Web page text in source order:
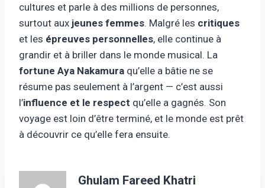
cultures et parle à des millions de personnes,
surtout aux jeunes femmes. Malgré les critiques
et les épreuves personnelles, elle continue à
grandir et à briller dans le monde musical. La
fortune Aya Nakamura qu’elle a bâtie ne se
résume pas seulement à l’argent — c’est aussi
l’influence et le respect qu’elle a gagnés. Son
voyage est loin d’être terminé, et le monde est prêt
à découvrir ce qu’elle fera ensuite.
Ghulam Fareed Khatri